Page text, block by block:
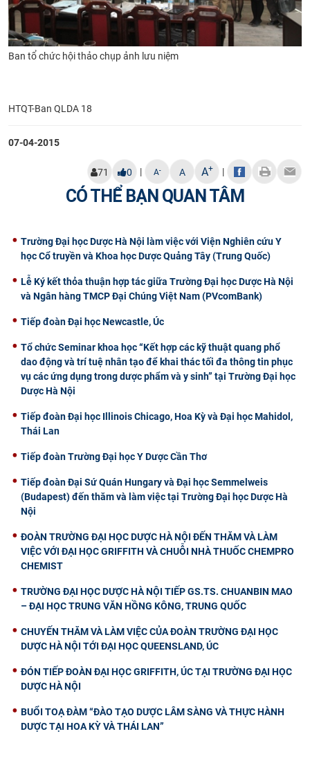
Ban tổ chức hội thảo chụp ảnh lưu niệm
HTQT-Ban QLDA 18
07-04-2015
71 0 | A- A A+ |
CÓ THỂ BẠN QUAN TÂM
Trường Đại học Dược Hà Nội làm việc với Viện Nghiên cứu Y
học Cổ truyền và Khoa học Dược Quảng Tây (Trung Quốc)
Lễ Ký kết thỏa thuận hợp tác giữa Trường Đại học Dược Hà Nội
và Ngân hàng TMCP Đại Chúng Việt Nam (PVcomBank)
Tiếp đoàn Đại học Newcastle, Úc
Tổ chức Seminar khoa học “Kết hợp các kỹ thuật quang phổ
dao động và trí tuệ nhân tạo để khai thác tối đa thông tin phục
vụ các ứng dụng trong dược phẩm và y sinh” tại Trường Đại học
Dược Hà Nội
Tiếp đoàn Đại học Illinois Chicago, Hoa Kỳ và Đại học Mahidol,
Thái Lan
Tiếp đoàn Trường Đại học Y Dược Cần Thơ
Tiếp đoàn Đại Sứ Quán Hungary và Đại học Semmelweis
(Budapest) đến thăm và làm việc tại Trường Đại học Dược Hà
Nội
ĐOÀN TRƯỜNG ĐẠI HỌC DƯỢC HÀ NỘI ĐẾN THĂM VÀ LÀM
VIỆC VỚI ĐẠI HỌC GRIFFITH VÀ CHUỖI NHÀ THUỐC CHEMPRO
CHEMIST
TRƯỜNG ĐẠI HỌC DƯỢC HÀ NỘI TIẾP GS.TS. CHUANBIN MAO
– ĐẠI HỌC TRUNG VĂN HỒNG KÔNG, TRUNG QUỐC
CHUYẾN THĂM VÀ LÀM VIỆC CỦA ĐOÀN TRƯỜNG ĐẠI HỌC
DƯỢC HÀ NỘI TỚI ĐẠI HỌC QUEENSLAND, ÚC
ĐÓN TIẾP ĐOÀN ĐẠI HỌC GRIFFITH, ÚC TẠI TRƯỜNG ĐẠI HỌC
DƯỢC HÀ NỘI
BUỔI TOẠ ĐÀM “ĐÀO TẠO DƯỢC LÂM SÀNG VÀ THỰC HÀNH
DƯỢC TẠI HOA KỲ VÀ THÁI LAN”